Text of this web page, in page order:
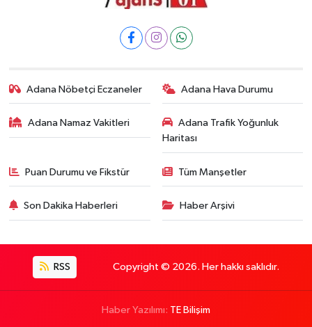
Adana Nöbetçi Eczaneler Adana Hava Durumu
Adana Namaz Vakitleri
Adana Trafik Yoğunluk
Haritası
Puan Durumu ve Fikstür Tüm Manşetler
Son Dakika Haberleri Haber Arşivi
RSS Copyright © 2026. Her hakkı saklıdır.
Haber Yazılımı: TE Bilişim